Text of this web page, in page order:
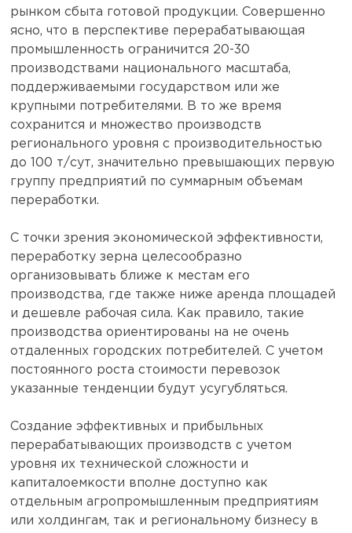
рынком сбыта готовой продукции. Совершенно
ясно, что в перспективе перерабатывающая
промышленность ограничится 20-30
производствами национального масштаба,
поддерживаемыми государством или же
крупными потребителями. В то же время
сохранится и множество производств
регионального уровня с производительностью
до 100 т/сут, значительно превышающих первую
группу предприятий по суммарным объемам
переработки.
С точки зрения экономической эффективности,
переработку зерна целесообразно
организовывать ближе к местам его
производства, где также ниже аренда площадей
и дешевле рабочая сила. Как правило, такие
производства ориентированы на не очень
отдаленных городских потребителей. С учетом
постоянного роста стоимости перевозок
указанные тенденции будут усугубляться.
Создание эффективных и прибыльных
перерабатывающих производств с учетом
уровня их технической сложности и
капиталоемкости вполне доступно как
отдельным агропромышленным предприятиям
или холдингам, так и региональному бизнесу в